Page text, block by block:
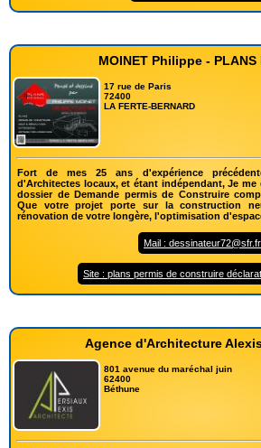
MOINET Philippe - PLANS
17 rue de Paris
72400
LA FERTE-BERNARD
Fort de mes 25 ans d'expérience
d'Architectes locaux, et étant indépendant, Je
dossier de Demande permis de Construire
Que votre projet porte sur la construction
rénovation de votre longère, l'optimisation
Mail : dessinateur72@sfr.fr
Site : plans permis de construire
Agence d'Architecture
801 avenue du maréchal juin
62400
Béthune